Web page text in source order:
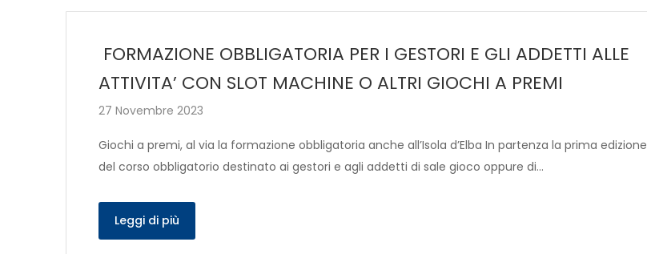
FORMAZIONE OBBLIGATORIA PER I GESTORI E GLI ADDETTI ALLE
ATTIVITA’ CON SLOT MACHINE O ALTRI GIOCHI A PREMI
27 Novembre 2023
Giochi a premi, al via la formazione obbligatoria anche all’Isola d’Elba In partenza la prima edizione
del corso obbligatorio destinato ai gestori e agli addetti di sale gioco oppure di…
Leggi di più